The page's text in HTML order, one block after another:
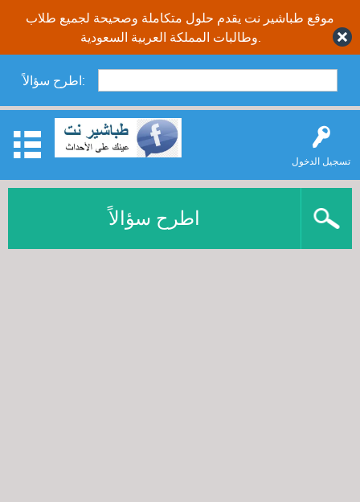
موقع طباشير نت يقدم حلول متكاملة وصحيحة لجميع طلاب
اطرح سؤالاً:
تسجيل الدخول
اطرح سؤالاً